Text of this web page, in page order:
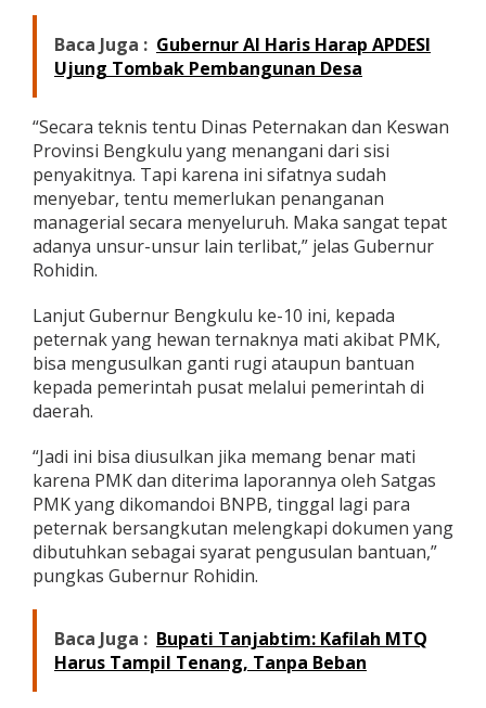
i
k
e
w
n
T
e
r
M
a
t
i
k
e
n
a
P
M
K
Baca Juga : Gubernur Al Haris Harap APDESI
Ujung Tombak Pembangunan Desa
“Secara teknis tentu Dinas Peternakan dan Keswan
Provinsi Bengkulu yang menangani dari sisi
penyakitnya. Tapi karena ini sifatnya sudah
menyebar, tentu memerlukan penanganan
managerial secara menyeluruh. Maka sangat tepat
adanya unsur-unsur lain terlibat,” jelas Gubernur
Rohidin.
Lanjut Gubernur Bengkulu ke-10 ini, kepada
peternak yang hewan ternaknya mati akibat PMK,
bisa mengusulkan ganti rugi ataupun bantuan
kepada pemerintah pusat melalui pemerintah di
daerah.
“Jadi ini bisa diusulkan jika memang benar mati
karena PMK dan diterima laporannya oleh Satgas
PMK yang dikomandoi BNPB, tinggal lagi para
peternak bersangkutan melengkapi dokumen yang
dibutuhkan sebagai syarat pengusulan bantuan,”
pungkas Gubernur Rohidin.
Baca Juga : Bupati Tanjabtim: Kafilah MTQ
Harus Tampil Tenang, Tanpa Beban